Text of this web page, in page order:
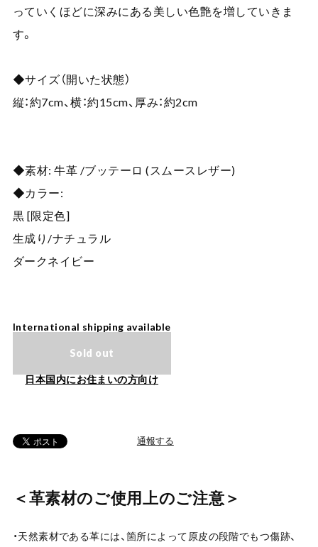
っていくほどに深みにある美しい色艶を増していきま
す。
◆サイズ（開いた状態）
縦：約7cm、横：約15cm、厚み：約2cm
◆素材: 牛革 /ブッテーロ (スムースレザー)
◆カラー:
黒 [限定色]
生成り/ナチュラル
ダークネイビー
International shipping available
Sold out
日本国内にお住まいの方向け
通報する
＜革素材のご使用上のご注意＞
・天然素材である革には、箇所によって原皮の段階でもつ傷跡、